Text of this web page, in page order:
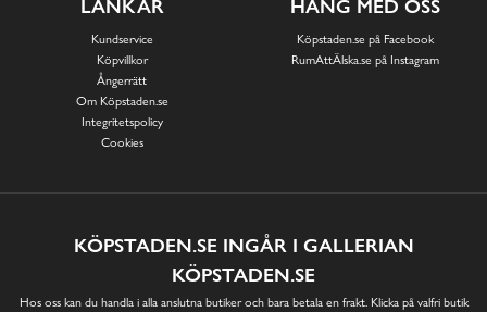
LÄNKAR
Kundservice
Köpvillkor
Ångerrätt
Om Köpstaden.se
Integritetspolicy
Cookies
HÄNG MED OSS
Köpstaden.se på Facebook
RumAttÄlska.se på Instagram
KÖPSTADEN.SE INGÅR I GALLERIAN
KÖPSTADEN.SE
Hos oss kan du handla i alla anslutna butiker och bara betala en frakt. Klicka på valfri butik